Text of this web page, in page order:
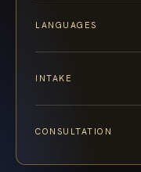
LANGUAGES
INTAKE
CONSULTATION